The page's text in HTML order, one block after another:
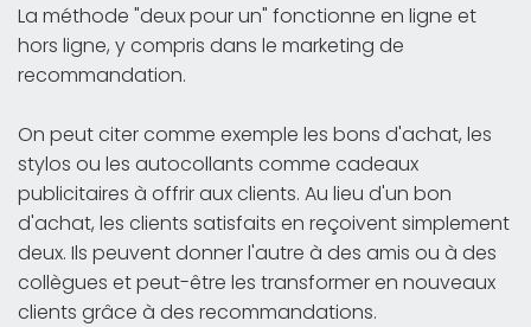
La méthode "deux pour un" fonctionne en ligne et
hors ligne, y compris dans le marketing de
recommandation.
On peut citer comme exemple les bons d'achat, les
stylos ou les autocollants comme cadeaux
publicitaires à offrir aux clients. Au lieu d'un bon
d'achat, les clients satisfaits en reçoivent simplement
deux. Ils peuvent donner l'autre à des amis ou à des
collègues et peut-être les transformer en nouveaux
clients grâce à des recommandations.